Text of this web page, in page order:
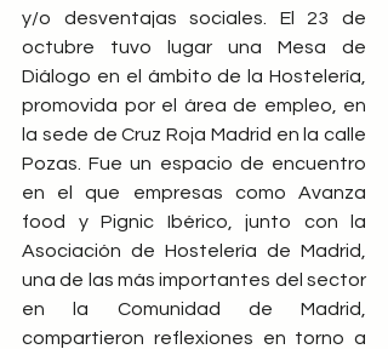
y/o desventajas sociales. El 23 de
octubre tuvo lugar una Mesa de
Diálogo en el ámbito de la Hostelería,
promovida por el área de empleo, en
la sede de Cruz Roja Madrid en la calle
Pozas. Fue un espacio de encuentro
en el que empresas como Avanza
food y Pignic Ibérico, junto con la
Asociación de Hostelería de Madrid,
una de las más importantes del sector
en la Comunidad de Madrid,
compartieron reflexiones en torno a